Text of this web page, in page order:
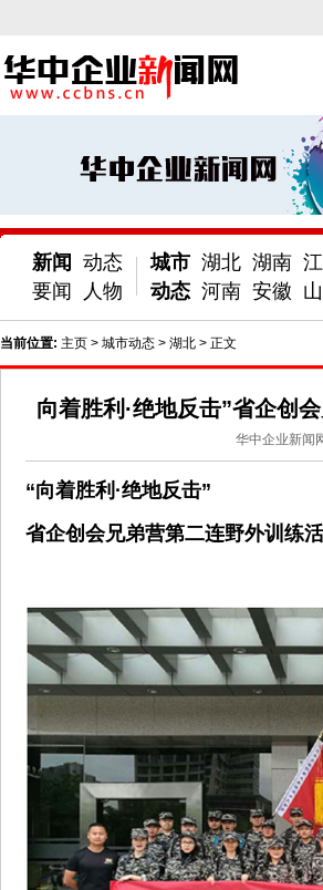
新闻
要闻
动态
人物
城市
动态
湖北 湖南
河南 安徽
当前位置: 主页 > 城市动态 > 湖北 > 正文
向着胜利·绝地反击”省企创
华中企业新闻
“向着胜利 ·绝地反击”
省企创会兄弟营第二连野外训练